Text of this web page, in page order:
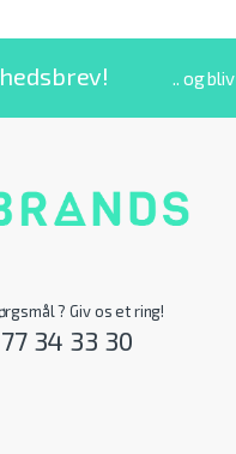
.. og bliv
? Giv os et ring!
34 33 30